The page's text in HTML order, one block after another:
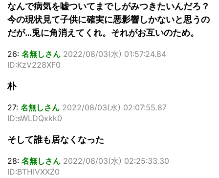
なんで病気を嘘ついてまでしがみつきたいんだろ？
今の現状見て子供に確実に悪影響しかないと思うの
だが…兎に角消えてくれ。それがお互いのため。
26: 名無しさん 2022/08/03(水) 01:57:24.84
ID:KzV228XF0
朴
27: 名無しさん 2022/08/03(水) 02:07:55.87
ID:sWLDQxkk0
そして誰も居なくなった
28: 名無しさん 2022/08/03(水) 02:25:33.30
ID:BTHIVXXZ0